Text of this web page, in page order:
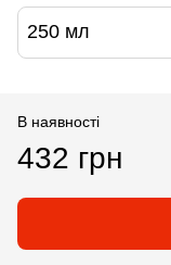
250 мл
В наявності
432 грн